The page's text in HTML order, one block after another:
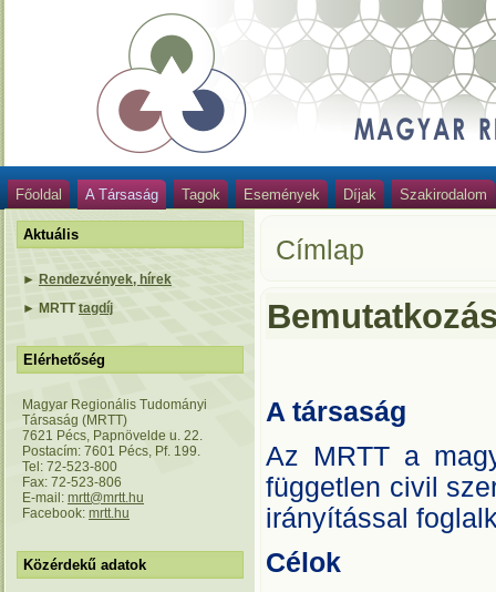
Főoldal A Társaság Tagok Események Díjak Szakirodalom
Aktuális
► Rendezvények, hírek
► MRTTtagdíj
Elérhetőség
Magyar Regionális Tudományi
Társaság (MRTT)
7621 Pécs, Papnövelde u. 22.
Postacím: 7601 Pécs, Pf. 199.
Tel: 72-523-800
Fax: 72-523-806
E-mail: mrtt@mrtt.hu
Facebook: mrtt.hu
Közérdekű adatok
Címlap
A társaság
Az MRTT a
független civil
irányítással
Célok